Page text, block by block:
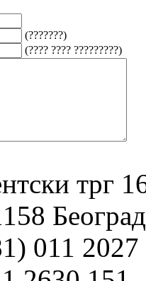
(???????)
(???? ???? ?????????)
трг
011 2027